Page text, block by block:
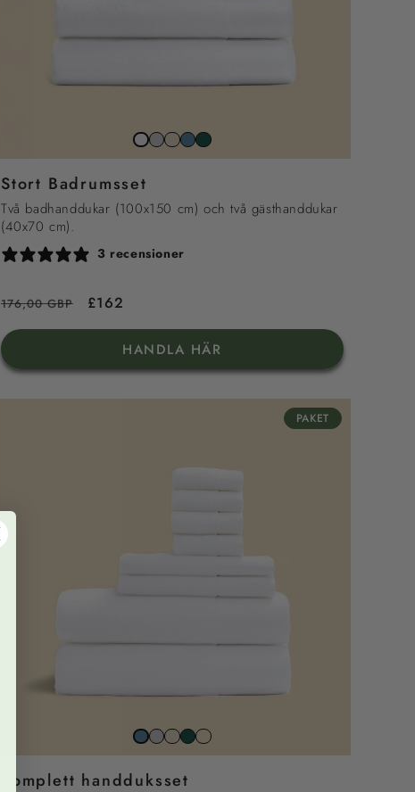
Snow
white
Stone
grey
Beach
sand
North
sea
Juniper
grön
Stort Badrumsset
Två badhanddukar (100x150 cm) och två gästhanddukar
(40x70 cm).
3 recensioner
Ordinarie
pris
176,00 GBP Försäljningspris
£162
HANDLA HÄR
North
sea
blue
Stone
grey
Beach
sand
Juniper
Snövit
PAKET
Komplett handduksset